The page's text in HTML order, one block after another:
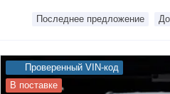
Последнее предложение
Проверенный VIN-код
В поставке